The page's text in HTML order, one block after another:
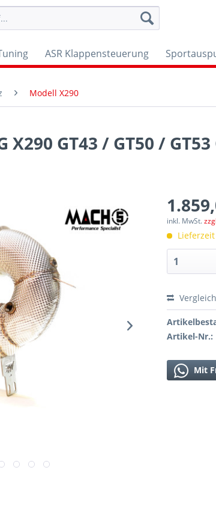
ASR Klappensteuerung
Modell X290
GT43 / GT50 / GT53
inkl. MwSt.
Artikel-Nr.:
Mit